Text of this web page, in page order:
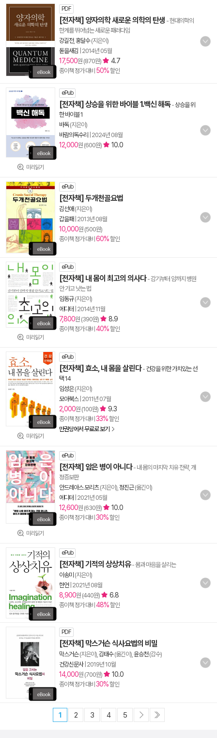
PDF
[전자책] 양자의학 새로운 의학의 탄생 - 현대의학의
한계를 뛰어넘는 새로운 패러다임
강길전, 홍달수(지은이)
돋을새김 2014년 05월
17,500원 (870원) 4.7
종이책 정가 대비 50%할인
미리읽기
ePub
[전자책] 상승을 위한 바이블 1.백신 해독-상승을 위
한 바이블 1
바독(지은이)
바람의독수리
2024년 08월
12,000원 (600원) 10.0
ePub
[전자책] 두개천골요법
김선애 (지은이)
갑을패 2013년 08월
10,000원 (500원)
종이책 정가 대비 60%할인
미리읽기
ePub
[전자책] 내 몸이 최고의 의사다- 감기부터 암까지 병원
안 가고 낫는 법
임동규(지은이)
에디터 2014년 11월
7,800원 (390원) 8.9
종이책 정가 대비 40%할인
미리읽기
ePub
[전자책] 효소, 내 몸을 살린다- 건강을 위한 가치있는 선
택 14
임성은(지은이)
모아북스| 2011년 07월
2,000원 (100원) 9.3
종이책 정가 대비 33%할인
만권당에서 무료로 보기
미리읽기
ePub
[전자책] 암은 병이 아니다- 내 몸의 마지막 치유 전략, 개
정증보판
안드레아스 모리츠(지은이), 정진근(옮긴이)
에디터 2021년 05월
12,600원 (630원) 10.0
종이책 정가 대비 30%할인
ePub
[전자책] 기적의 상상치유- 몸과 마음을 살리는
이송미 (지은이)
한언| 2021년 08월
8,900원 (440원) 6.8
종이책 정가 대비 48%할인
PDF
[전자책] 막스거슨 식사요법의 비밀
막스거슨(지은이), 김태수(옮긴이), 윤승천(감수)
건강신문사| 2019년 10월
14,000원 (700원) 10.0
종이책 정가 대비 30%할인
1 2 3 4 5